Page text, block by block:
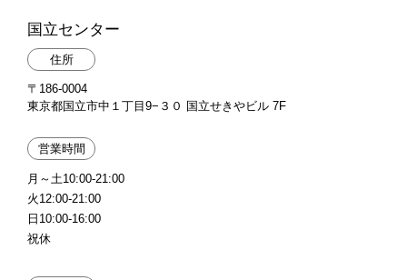
国立センター
住所
〒186-0004
東京都国立市中１丁目9−３０ 国立せきやビル 7F
営業時間
月～土10:00-21:00
火12:00-21:00
日10:00-16:00
祝休